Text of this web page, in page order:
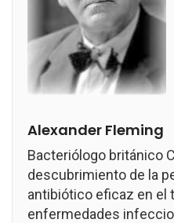
Alexander Fleming
Bacteriólogo británico
descubrimiento de la
antibiótico eficaz en el
enfermedades